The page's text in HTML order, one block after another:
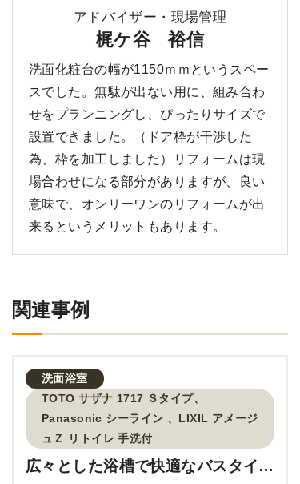
アドバイザー・現場管理
梶ケ谷 裕信
洗面化粧台の幅が1150ｍｍというスペー
スでした。無駄が出ない用に、組み合わ
せをプランニングし、ぴったりサイズで
設置できました。（ドア枠が干渉した
為、枠を加工しました）リフォームは現
場合わせになる部分がありますが、良い
意味で、オンリーワンのリフォームが出
来るというメリットもあります。
関連事例
洗面浴室
TOTO サザナ 1717 Ｓタイプ、
Panasonic シーライン 、LIXIL アメージ
ュＺ リトイレ 手洗付
広々とした浴槽で快適なバスタイ